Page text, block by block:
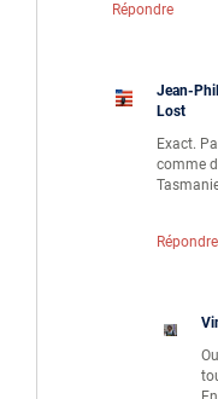
Répondre
Jean-
Lost
Exact.
comme
Répondre